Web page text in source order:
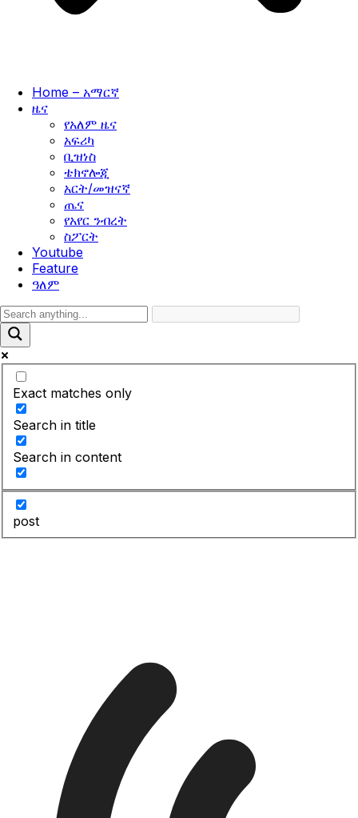
Home – አማርኛ
ዜና
የአለም ዜና
አፍሪካ
ቢዝነስ
ቴክኖሎጂ
አርት/መዝናኛ
ጤና
የአየር ንብረት
ስፖርት
Youtube
Feature
ዓለም
Exact matches only
Search in title
Search in content
post